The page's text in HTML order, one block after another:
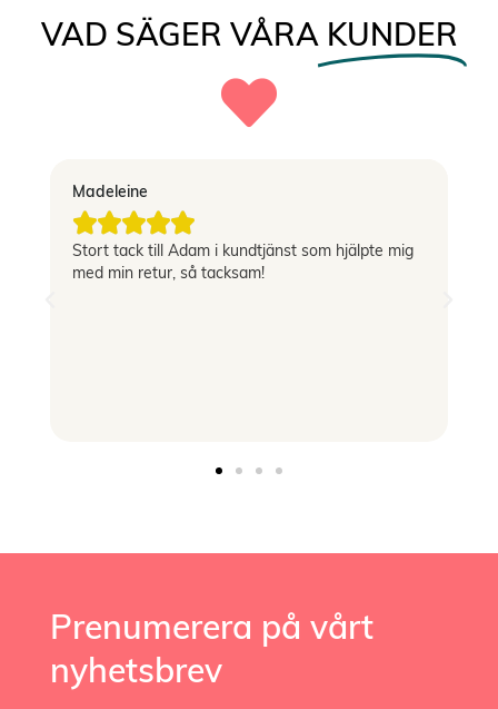
VAD SÄGER VÅRA KUNDER
Madeleine

Stort tack till Adam i kundtjänst som hjälpte mig
med min retur, så tacksam!
Prenumerera på vårt
nyhetsbrev